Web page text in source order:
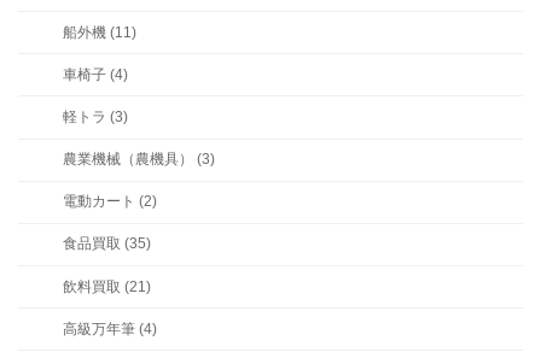
船外機 (11)
車椅子 (4)
軽トラ (3)
農業機械（農機具） (3)
電動カート (2)
食品買取 (35)
飲料買取 (21)
高級万年筆 (4)